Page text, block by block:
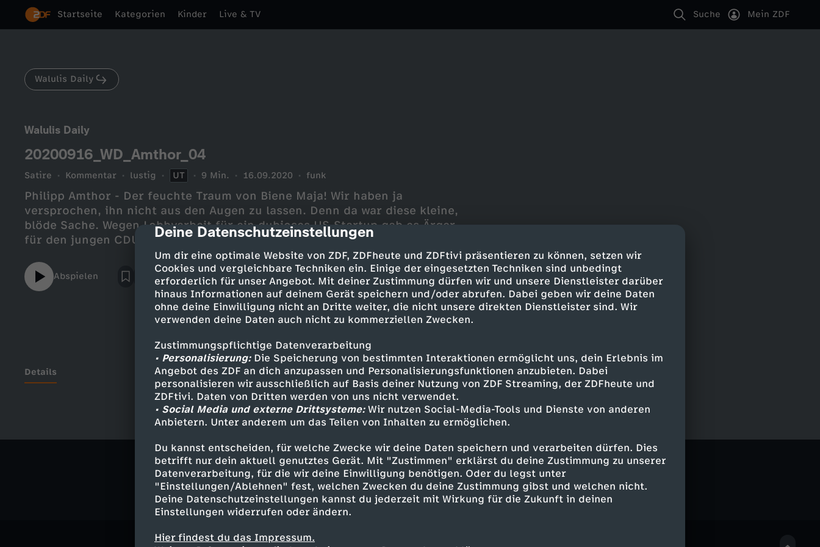
cmp-dialog-description
Deine Datenschutzeinstellungen
Um dir eine optimale Website von ZDF, ZDFheute und ZDFtivi präsentieren zu können, setzen wir
Cookies und vergleichbare Techniken ein. Einige der eingesetzten Techniken sind unbedingt
erforderlich für unser Angebot. Mit deiner Zustimmung dürfen wir und unsere Dienstleister darüber
hinaus Informationen auf deinem Gerät speichern und/oder abrufen. Dabei geben wir deine Daten
ohne deine Einwilligung nicht an Dritte weiter, die nicht unsere direkten Dienstleister sind. Wir
verwenden deine Daten auch nicht zu kommerziellen Zwecken.
Zustimmungspflichtige Datenverarbeitung
• Personalisierung:Die Speicherung von bestimmten Interaktionen ermöglicht uns, dein Erlebnis im
Angebot des ZDF an dich anzupassen und Personalisierungsfunktionen anzubieten. Dabei
personalisieren wir ausschließlich auf Basis deiner Nutzung von ZDF Streaming, der ZDFheute und
ZDFtivi. Daten von Dritten werden von uns nicht verwendet.
• Social Media und externe Drittsysteme:Wir nutzen Social-Media-Tools und Dienste von anderen
Anbietern. Unter anderem um das Teilen von Inhalten zu ermöglichen.
Du kannst entscheiden, für welche Zwecke wir deine Daten speichern und verarbeiten dürfen. Dies
betrifft nur dein aktuell genutztes Gerät. Mit "Zustimmen" erklärst du deine Zustimmung zu unserer
Datenverarbeitung, für die wir deine Einwilligung benötigen. Oder du legst unter
"Einstellungen/Ablehnen" fest, welchen Zwecken du deine Zustimmung gibst und welchen nicht.
Deine Datenschutzeinstellungen kannst du jederzeit mit Wirkung für die Zukunft in deinen
Einstellungen widerrufen oder ändern.
Hier findest du das Impressum.
Startseite Kategorien Kinder Live & TV Suche Mein ZDF
Walulis Daily
Walulis Daily
20200916_WD_Amthor_04
Satire Kommentar lustig UT 9 Min. 16.09.2020 funk
Philipp Amthor - Der feuchte Traum von Biene Maja! Wir haben ja
versprochen, ihn nicht aus den Augen zu lassen. Denn da war diese kleine,
blöde Sache. Wegen Lobbyarbeit für ein dubioses US-Startup gab es Ärger
für den jungen CDU-Abgeordneten. Wir zeigen euch, was Philipp Amthor
den Sommer über gemacht hat. Und welche Konsequenzen die Lobbyaffäre
nun für ihn hat.
Abspielen
Details
Ähnliche Inhalte entdecken
Satire Kommentar lustig Untertitel Walulis Daily